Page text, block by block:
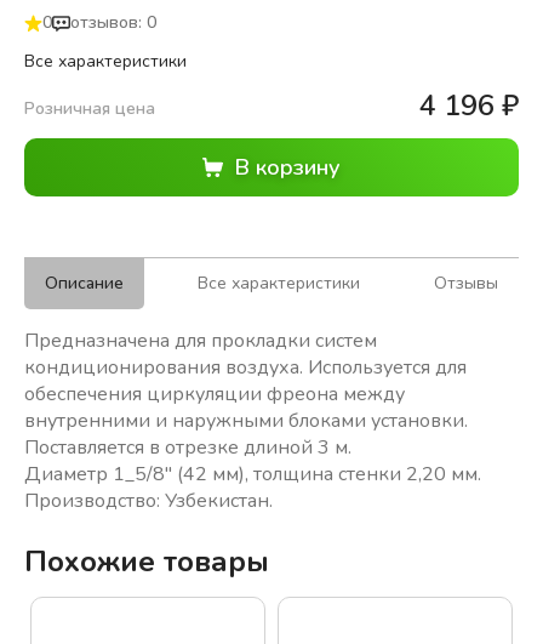
0
отзывов: 0
Все характеристики
Розничная цена 4 196 ₽
Описание Все характеристики Отзывы
Предназначена для прокладки систем
кондиционирования воздуха. Используется для
обеспечения циркуляции фреона между
внутренними и наружными блоками установки.
Поставляется в отрезке длиной 3 м.
Диаметр 1_5/8" (42 мм), толщина стенки 2,20 мм.
Производство: Узбекистан.
Похожие товары